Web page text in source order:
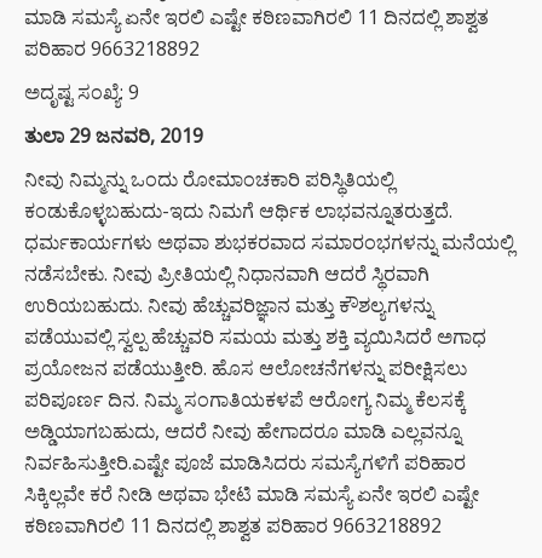
ಮಾಡಿ ಸಮಸ್ಯೆ ಏನೇ ಇರಲಿ ಎಷ್ಟೇ ಕಠಿಣವಾಗಿರಲಿ 11 ದಿನದಲ್ಲಿ ಶಾಶ್ವತ
ಪರಿಹಾರ 9663218892
ಅದೃಷ್ಟ ಸಂಖ್ಯೆ: 9
ತುಲಾ 29 ಜನವರಿ, 2019
ನೀವು ನಿಮ್ಮನ್ನು ಒಂದು ರೋಮಾಂಚಕಾರಿ ಪರಿಸ್ಥಿತಿಯಲ್ಲಿ
ಕಂಡುಕೊಳ್ಳಬಹುದು-ಇದು ನಿಮಗೆ ಆರ್ಥಿಕ ಲಾಭವನ್ನೂತರುತ್ತದೆ.
ಧರ್ಮಕಾರ್ಯಗಳು ಅಥವಾ ಶುಭಕರವಾದ ಸಮಾರಂಭಗಳನ್ನು ಮನೆಯಲ್ಲಿ
ನಡೆಸಬೇಕು. ನೀವು ಪ್ರೀತಿಯಲ್ಲಿ ನಿಧಾನವಾಗಿ ಆದರೆ ಸ್ಥಿರವಾಗಿ
ಉರಿಯಬಹುದು. ನೀವು ಹೆಚ್ಚುವರಿಜ್ಞಾನ ಮತ್ತು ಕೌಶಲ್ಯಗಳನ್ನು
ಪಡೆಯುವಲ್ಲಿ ಸ್ವಲ್ಪ ಹೆಚ್ಚುವರಿ ಸಮಯ ಮತ್ತು ಶಕ್ತಿ ವ್ಯಯಿಸಿದರೆ ಅಗಾಧ
ಪ್ರಯೋಜನ ಪಡೆಯುತ್ತೀರಿ. ಹೊಸ ಆಲೋಚನೆಗಳನ್ನು ಪರೀಕ್ಷಿಸಲು
ಪರಿಪೂರ್ಣ ದಿನ. ನಿಮ್ಮ ಸಂಗಾತಿಯಕಳಪೆ ಆರೋಗ್ಯ ನಿಮ್ಮ ಕೆಲಸಕ್ಕೆ
ಅಡ್ಡಿಯಾಗಬಹುದು, ಆದರೆ ನೀವು ಹೇಗಾದರೂ ಮಾಡಿ ಎಲ್ಲವನ್ನೂ
ನಿರ್ವಹಿಸುತ್ತೀರಿ.ಎಷ್ಟೇ ಪೂಜೆ ಮಾಡಿಸಿದರು ಸಮಸ್ಯೆಗಳಿಗೆ ಪರಿಹಾರ
ಸಿಕ್ಕಿಲ್ಲವೇ ಕರೆ ನೀಡಿ ಅಥವಾ ಭೇಟಿ ಮಾಡಿ ಸಮಸ್ಯೆ ಏನೇ ಇರಲಿ ಎಷ್ಟೇ
ಕಠಿಣವಾಗಿರಲಿ 11 ದಿನದಲ್ಲಿ ಶಾಶ್ವತ ಪರಿಹಾರ 9663218892